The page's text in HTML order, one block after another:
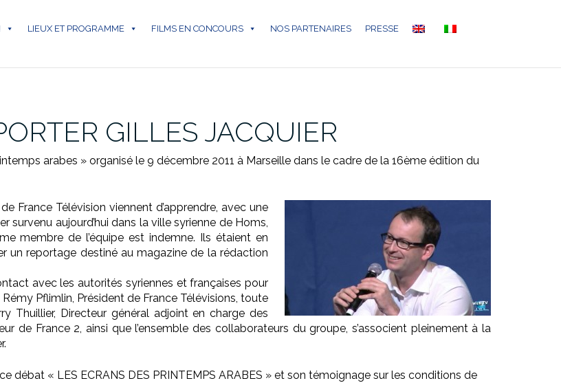
LIEUX ET PROGRAMME FILMS EN CONCOURS NOS PARTENAIRES PRESSE
GILLES JACQUIER
arabes » organisé le 9 décembre 2011 à Marseille dans le cadre de la 16ème édition du
France Télévision viennent d’apprendre, avec une
survenu aujourd’hui dans la ville syrienne de Homs,
membre de l’équipe est indemne. Ils étaient en
un reportage destiné au magazine de la rédaction
avec les autorités syriennes et françaises pour
Pflimlin, Président de France Télévisions, toute
Thuillier, Directeur général adjoint en charge des
de France 2, ainsi que l’ensemble des collaborateurs du groupe, s’associent pleinement à la
débat « LES ECRANS DES PRINTEMPS ARABES » et son témoignage sur les conditions de